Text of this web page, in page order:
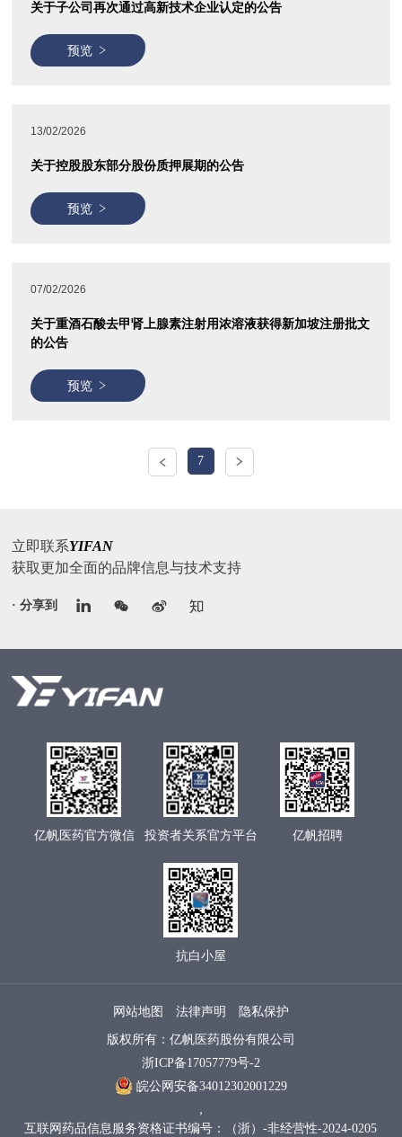
关于子公司再次通过高新技术企业认定的公告
预览
13/02/2026
关于控股股东部分股份质押展期的公告
预览
07/02/2026
关于重酒石酸去甲肾上腺素注射用浓溶液获得新加坡注册批文
的公告
预览
7
立即联系YIFAN
获取更加全面的品牌信息与技术支持
· 分享到
亿帆医药官方微信 投资者关系官方平台 亿帆招聘
抗白小屋
网站地图 法律声明 隐私保护
版权所有：亿帆医药股份有限公司
浙ICP备17057779号-2
皖公网安备34012302001229
，
互联网药品信息服务资格证书编号：（浙）-非经营性-2024-0205